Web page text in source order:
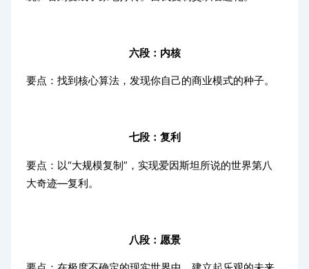
六段：内核
要点：找到核心算法，发现你自己的商业模式的种子。
七段：复利
要点： 以“大规模复制”，实现爱因斯坦所说的世界第八
大奇迹—复利。
八段：愿景